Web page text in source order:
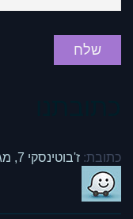
כתובת: ז'בוטינסקי 7, מגדל אביב, קומה 52, רמת גן